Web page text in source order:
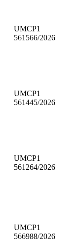
UMCP1
561566/2026
UMCP1
561445/2026
UMCP1
561264/2026
UMCP1
566988/2026